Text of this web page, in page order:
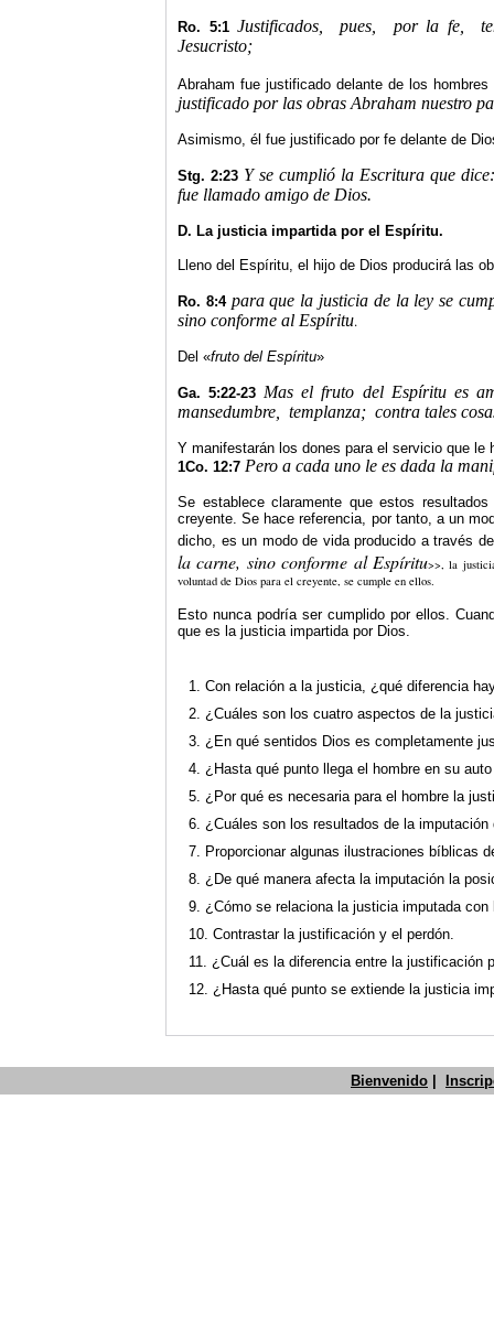
Ro. 5:1Justificados, pues, por la fe,
Jesucristo;
Abraham fue justificado delante de los
justificado por las obras Abraham nuestro
Asimismo, él fue justificado por fe delante de
Stg. 2:23 Y se cumplió la Escrituraque dice:
fue llamado amigo de Dios.
D. La justicia impartida por el Espíritu.
Lleno del Espíritu, el hijo de Dios producirá las
Ro. 8:4 para que la justicia de la ley se
sino conforme al Espíritu.
Del «fruto del Espíritu»
Ga. 5:22-23Mas el fruto del Espíritu es
mansedumbre,
templanza; contra tales
Y manifestarán los dones para el servicio que le
1Co. 12:7 Pero a cada uno le es dada la
Se establece claramente que estos
creyente. Se hace referencia, por tanto, a un
dicho, es un modo de vida producido a través
la carne, sino conforme al Espíritu>>, la
voluntad de Dios para el creyente, se cumple en ellos.
Esto nunca podría ser cumplido por ellos.
que es la justicia impartida por Dios.
1. Con relación a la justicia, ¿qué diferencia
2. ¿Cuáles son los cuatro aspectos de la
3. ¿En qué sentidos Dios es completamente
4. ¿Hasta qué punto llega el hombre en su
5. ¿Por qué es necesaria para el hombre la
6. ¿Cuáles son los resultados de la
7. Proporcionar algunas ilustraciones bíblicas
8. ¿De qué manera afecta la imputación la
9. ¿Cómo se relaciona la justicia imputada
10. Contrastar la justificación y el perdón.
11. ¿Cuál es la diferencia entre la justificación
12. ¿Hasta qué punto se extiende la justicia
Bienvenido